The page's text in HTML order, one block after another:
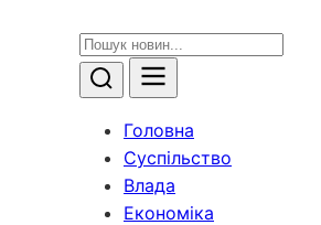
Головна
Суспільство
Влада
Економіка